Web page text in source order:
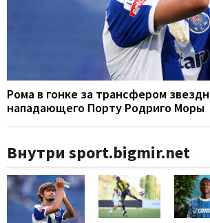
Рома в гонке за трансфером
нападающего Порту Родриго Моры
Внутри sport.bigmir.net